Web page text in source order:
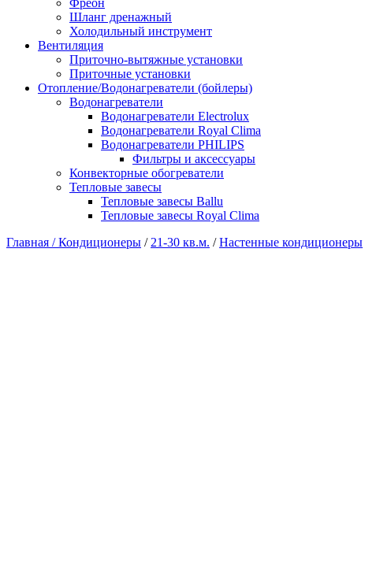
Фреон
Шланг дренажный
Холодильный инструмент
Вентиляция
Приточно-вытяжные установки
Приточные установки
Отопление/Водонагреватели (бойлеры)
Водонагреватели
Водонагреватели Electrolux
Водонагреватели Royal Clima
Водонагреватели PHILIPS
Фильтры и аксессуары
Конвекторные обогреватели
Тепловые завесы
Тепловые завесы Ballu
Тепловые завесы Royal Clima
Главная /Кондиционеры / 21-30 кв.м. /Настенные кондиционеры